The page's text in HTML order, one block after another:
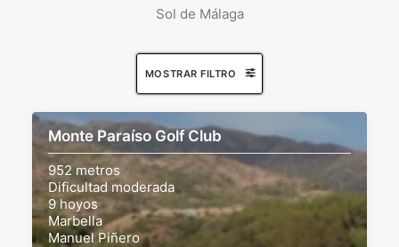
Sol de Málaga
MOSTRAR FILTRO
Monte Paraíso Golf Club
952 metros
Dificultad moderada
9 hoyos
Marbella
Manuel Piñero